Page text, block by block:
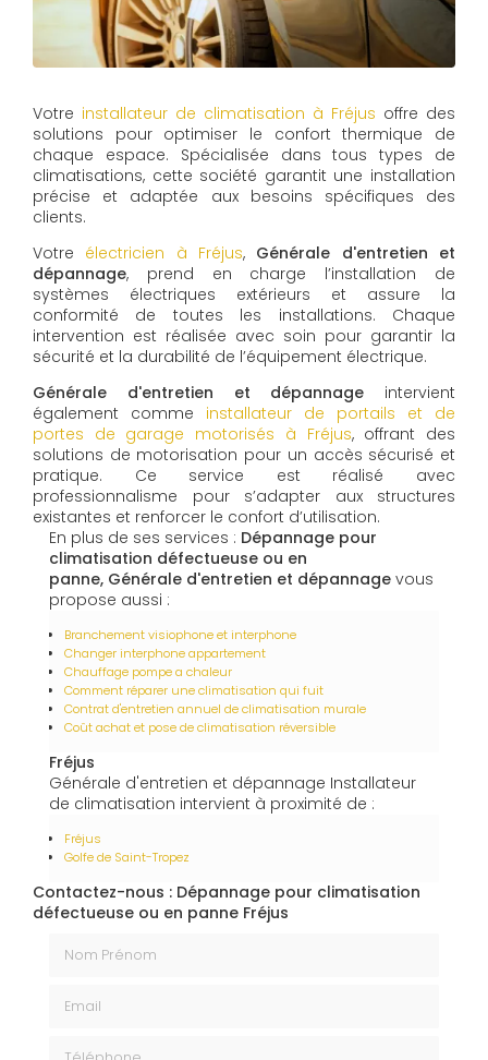
Votre installateur de climatisation à Fréjus offre des
solutions pour optimiser le confort thermique de
chaque espace. Spécialisée dans tous types de
climatisations, cette société garantit une installation
précise et adaptée aux besoins spécifiques des
clients.
Votre électricien à Fréjus, Générale d'entretien et
dépannage, prend en charge l’installation de
systèmes électriques extérieurs et assure la
conformité de toutes les installations. Chaque
intervention est réalisée avec soin pour garantir la
sécurité et la durabilité de l’équipement électrique.
Générale d'entretien et dépannage intervient
également comme installateur de portails et de
portes de garage motorisés à Fréjus, offrant des
solutions de motorisation pour un accès sécurisé et
pratique. Ce service est réalisé avec
professionnalisme pour s’adapter aux structures
existantes et renforcer le confort d’utilisation.
En plus de ses services : Dépannage pour
climatisation défectueuse ou en
panne, Générale d'entretien et dépannage vous
propose aussi :
Branchement visiophone et interphone
Changer interphone appartement
Chauffage pompe a chaleur
Comment réparer une climatisation qui fuit
Contrat d'entretien annuel de climatisation murale
Coût achat et pose de climatisation réversible
Fréjus
Générale d'entretien et dépannage Installateur
de climatisation intervient à proximité de :
Fréjus
Golfe de Saint-Tropez
Contactez-nous : Dépannage pour climatisation
défectueuse ou en panne Fréjus